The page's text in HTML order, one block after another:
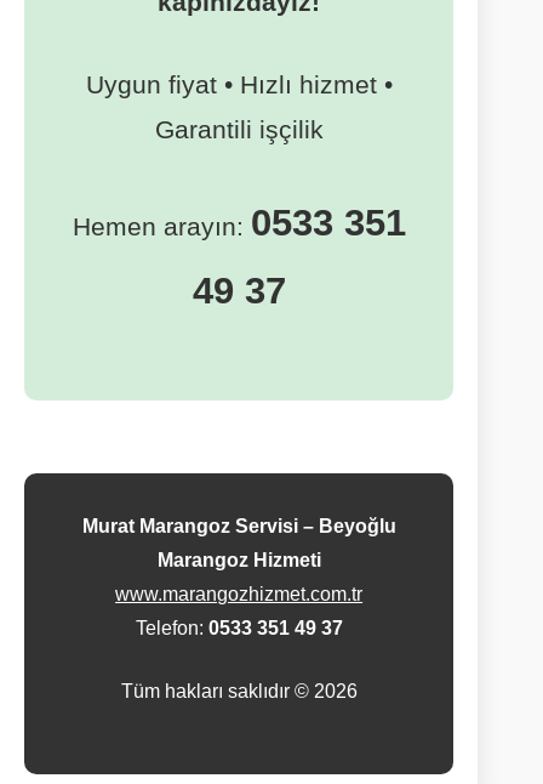
Uygun fiyat • Hızlı hizmet •
Garantili işçilik
Hemen arayın: 0533 351
49 37
Murat Marangoz Servisi – Beyoğlu
Marangoz Hizmeti
www.marangozhizmet.com.tr
Telefon: 0533 351 49 37
Tüm hakları saklıdır © 2026